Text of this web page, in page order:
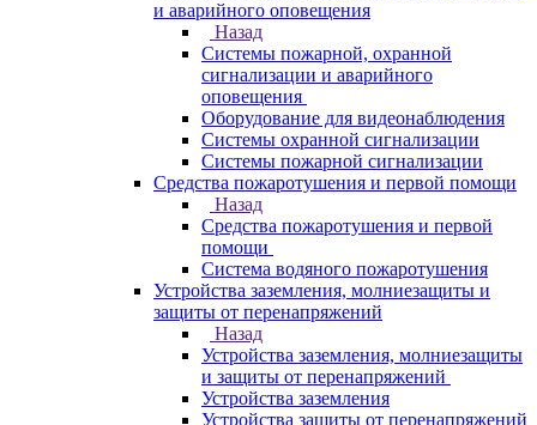
и аварийного оповещения
Назад
Системы пожарной, охранной
сигнализации и аварийного
оповещения
Оборудование для видеонаблюдения
Системы охранной сигнализации
Системы пожарной сигнализации
Средства пожаротушения и первой помощи
Назад
Средства пожаротушения и первой
помощи
Система водяного пожаротушения
Устройства заземления, молниезащиты и
защиты от перенапряжений
Назад
Устройства заземления, молниезащиты
и защиты от перенапряжений
Устройства заземления
Устройства защиты от перенапряжений